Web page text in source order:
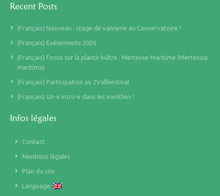
Recent Posts
(Français) Nouveau : stage de vannerie au Conservatoire !
(Français) Evènements 2026
(Français) Focus sur la plante huître : Mertense Maritime (Mertensia
maritima)
(Français) Participation au 2Valléestival
(Français) Un-e intru-e dans les menthes !
Infos légales
Contact
Mentions légales
Plan du site
Language: